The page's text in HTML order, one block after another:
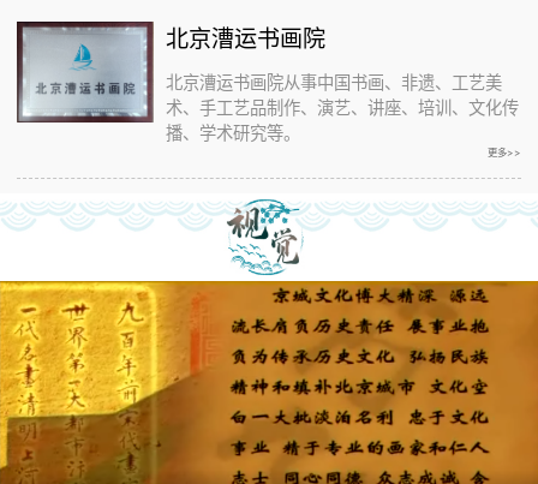
北京漕运书画院
北京漕运书画院从事中国书画、非遗、工艺美
术、手工艺品制作、演艺、讲座、培训、文化传
播、学术研究等。
更多>>